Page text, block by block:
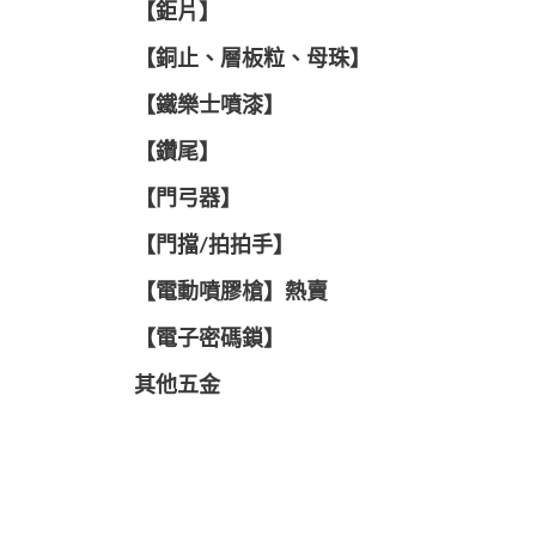
【鉅片】
【銅止、層板粒、母珠】
【鐵樂士噴漆】
【鑽尾】
【門弓器】
【門擋/拍拍手】
【電動噴膠槍】熱賣
【電子密碼鎖】
其他五金